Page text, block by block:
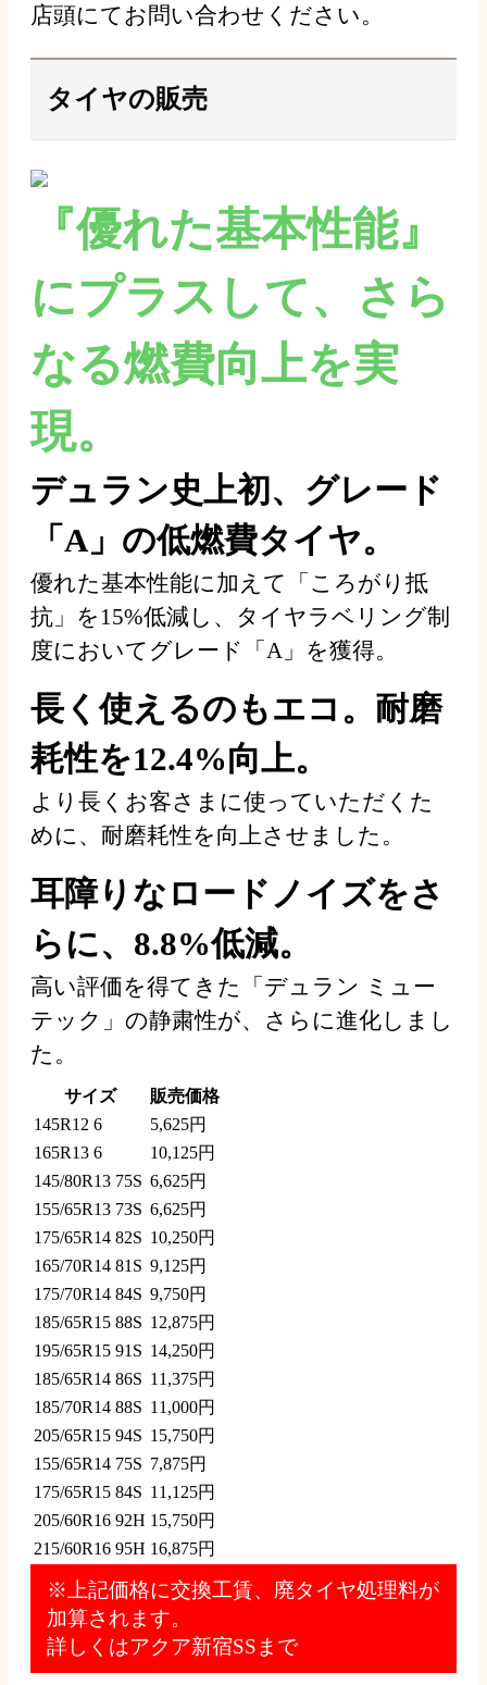
店頭にてお問い合わせください。
タイヤの販売
『優れた基本性能』
にプラスして、さら
なる燃費向上を実
現。
デュラン史上初、グレード
「A」の低燃費タイヤ。
優れた基本性能に加えて「ころがり抵
抗」を15%低減し、タイヤラベリング制
度においてグレード「A」を獲得。
長く使えるのもエコ。耐磨
耗性を12.4%向上。
より長くお客さまに使っていただくた
めに、耐磨耗性を向上させました。
耳障りなロードノイズをさ
らに、8.8%低減。
高い評価を得てきた「デュラン ミュー
テック」の静粛性が、さらに進化しまし
た。
サイズ
販売価格
145R12 6
5,625円
165R13 6
10,125円
145/80R13 75S 6,625円
155/65R13 73S 6,625円
175/65R14 82S 10,250円
165/70R14 81S 9,125円
175/70R14 84S 9,750円
185/65R15 88S 12,875円
195/65R15 91S 14,250円
185/65R14 86S 11,375円
185/70R14 88S 11,000円
205/65R15 94S 15,750円
155/65R14 75S 7,875円
175/65R15 84S 11,125円
205/60R16 92H 15,750円
215/60R16 95H 16,875円
※上記価格に交換工賃、廃タイヤ処理料が
加算されます。
詳しくはアクア新宿SSまで